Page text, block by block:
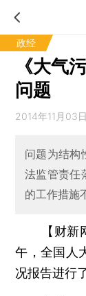
政经
《大气
问题
2014年11月03
问题为结构
法监管责任
的工作措施
【财
午，全国人
况报告进行